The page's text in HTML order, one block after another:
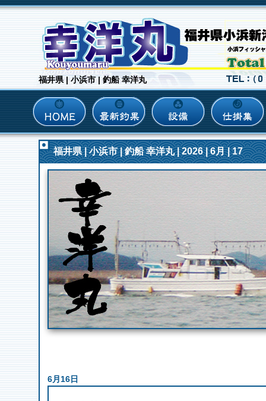
福井県 | 小浜市 | 釣船 幸洋丸
福井県 | 小浜市 | 釣船 幸洋丸 | 2026 | 6月 | 17
6月16日